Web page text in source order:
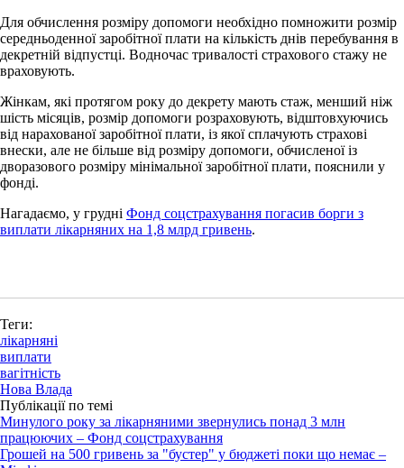
Для обчислення розміру допомоги необхідно помножити розмір
середньоденної заробітної плати на кількість днів перебування в
декретній відпустці. Водночас тривалості страхового стажу не
враховують.
Жінкам, які протягом року до декрету мають стаж, менший ніж
шість місяців, розмір допомоги розраховують, відштовхуючись
від нарахованої заробітної плати, із якої сплачують страхові
внески, але не більше від розміру допомоги, обчисленої із
дворазового розміру мінімальної заробітної плати, пояснили у
фонді.
Нагадаємо, у грудні Фонд соцстрахування погасив борги з
виплати лікарняних на 1,8 млрд гривень.
Теги:
лікарняні
виплати
вагітність
Нова Влада
Публікації по темі
Минулого року за лікарняними звернулись понад 3 млн
працюючих – Фонд соцстрахування
Грошей на 500 гривень за "бустер" у бюджеті поки що немає –